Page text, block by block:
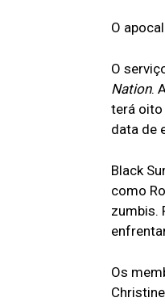
O
O
Nation.
terá oito
data de
Black
como
zumbis.
Os